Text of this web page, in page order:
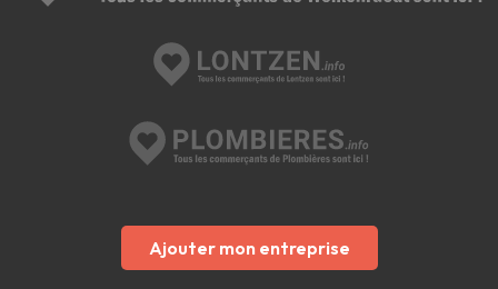
Ajouter mon entreprise